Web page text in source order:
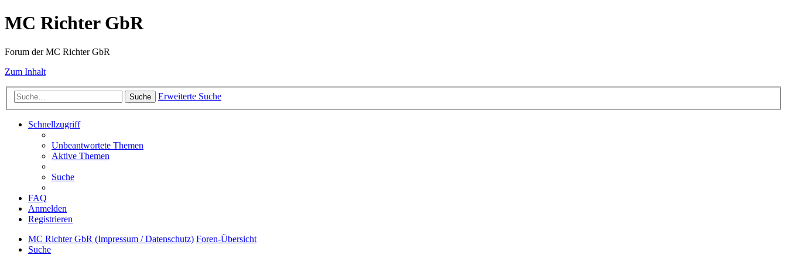
MC Richter GbR
Forum der MC Richter GbR
Zum Inhalt
Suche Erweiterte Suche
Schnellzugriff
Unbeantwortete Themen
Aktive Themen
Suche
FAQ
Anmelden
Registrieren
MC Richter GbR (Impressum / Datenschutz) Foren-Übersicht
Suche